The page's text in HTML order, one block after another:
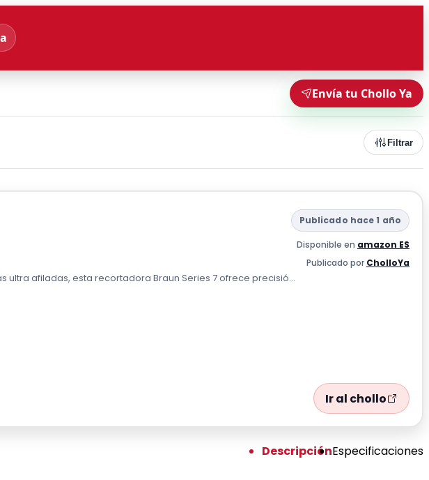
Envía tu Chollo Ya
Filtrar
Publicado hace 1 año
Disponible en amazon ES
Publicado por CholloYa
ultra afiladas, esta recortadora Braun Series 7 ofrece precisió...
Ir al chollo
DescripciónEspecificaciones